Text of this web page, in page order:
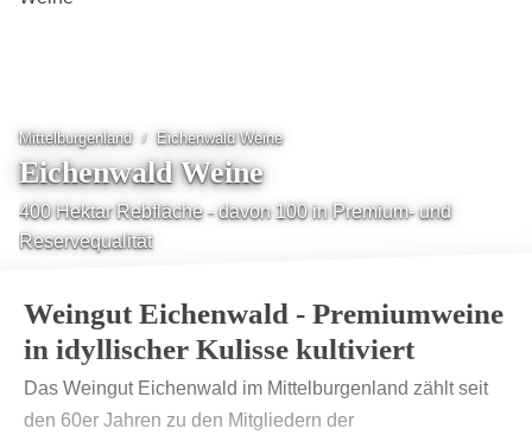
Mittelburgenland Eichenwald Weine
Eichenwald Weine
400 Hektar Rebfläche - davon 100 in Premium- und
Reservequalität
Weingut Eichenwald - Premiumweine
in idyllischer Kulisse kultiviert
Das Weingut Eichenwald im Mittelburgenland zählt seit
den 60er Jahren zu den Mitgliedern der